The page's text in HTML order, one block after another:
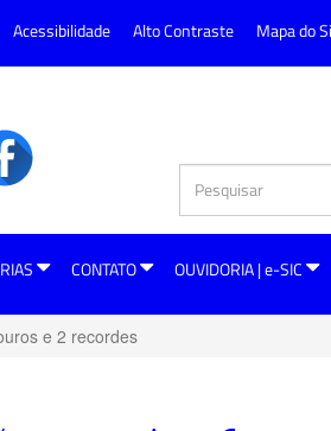
Acessibilidade Alto Contraste Mapa do
CONTATO OUVIDORIA | e-SIC
e 2 recordes